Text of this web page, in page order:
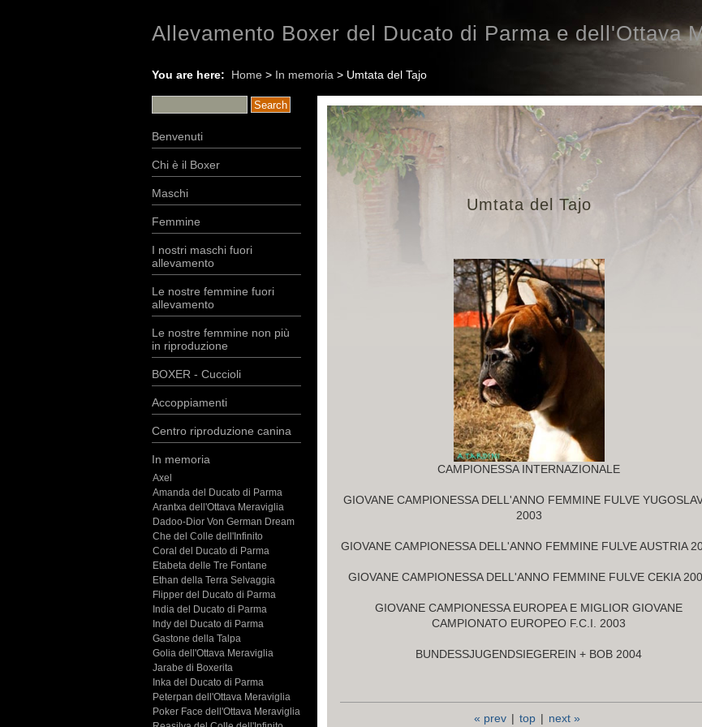
Allevamento Boxer del Ducato di Parma e dell'Ottava
You are here: Home > In memoria > Umtata del Tajo
Benvenuti
Chi è il Boxer
Maschi
Femmine
I nostri maschi fuori
allevamento
Le nostre femmine fuori
allevamento
Le nostre femmine non più
in riproduzione
BOXER - Cuccioli
Accoppiamenti
Centro riproduzione canina
In memoria
Axel
Amanda del Ducato di Parma
Arantxa dell'Ottava Meraviglia
Dadoo-Dior Von German Dream
Che del Colle dell'Infinito
Coral del Ducato di Parma
Etabeta delle Tre Fontane
Ethan della Terra Selvaggia
Flipper del Ducato di Parma
India del Ducato di Parma
Indy del Ducato di Parma
Gastone della Talpa
Golia dell'Ottava Meraviglia
Jarabe di Boxerita
Inka del Ducato di Parma
Peterpan dell'Ottava Meraviglia
Poker Face dell'Ottava Meraviglia
Umtata del Tajo
CAMPIONESSA INTERNAZIONALE
GIOVANE CAMPIONESSA DELL'ANNO FEMMINE FULVE
2003
GIOVANE CAMPIONESSA DELL'ANNO FEMMINE FULVE AUSTRIA
GIOVANE CAMPIONESSA DELL'ANNO FEMMINE FULVE CEKIA
GIOVANE CAMPIONESSA EUROPEA E MIGLIOR GIOVANE
CAMPIONATO EUROPEO F.C.I. 2003
BUNDESSJUGENDSIEGEREIN + BOB 2004
« prev | top | next »